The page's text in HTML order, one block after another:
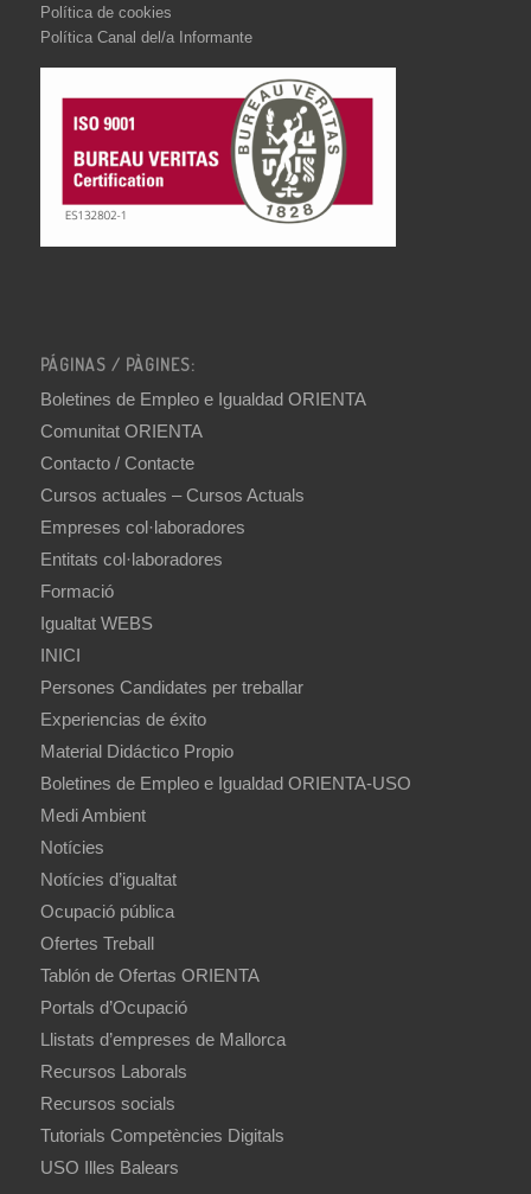
Política de cookies
Política Canal del/a Informante
PÁGINAS / PÀGINES:
Boletines de Empleo e Igualdad ORIENTA
Comunitat ORIENTA
Contacto / Contacte
Cursos actuales – Cursos Actuals
Empreses col·laboradores
Entitats col·laboradores
Formació
Igualtat WEBS
INICI
Persones Candidates per treballar
Experiencias de éxito
Material Didáctico Propio
Boletines de Empleo e Igualdad ORIENTA-USO
Medi Ambient
Notícies
Notícies d’igualtat
Ocupació pública
Ofertes Treball
Tablón de Ofertas ORIENTA
Portals d’Ocupació
Llistats d’empreses de Mallorca
Recursos Laborals
Recursos socials
Tutorials Competències Digitals
USO Illes Balears